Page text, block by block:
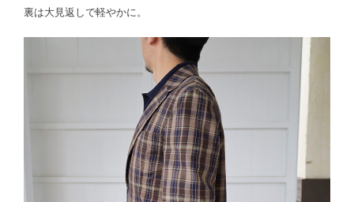
裏は大見返しで軽やかに。